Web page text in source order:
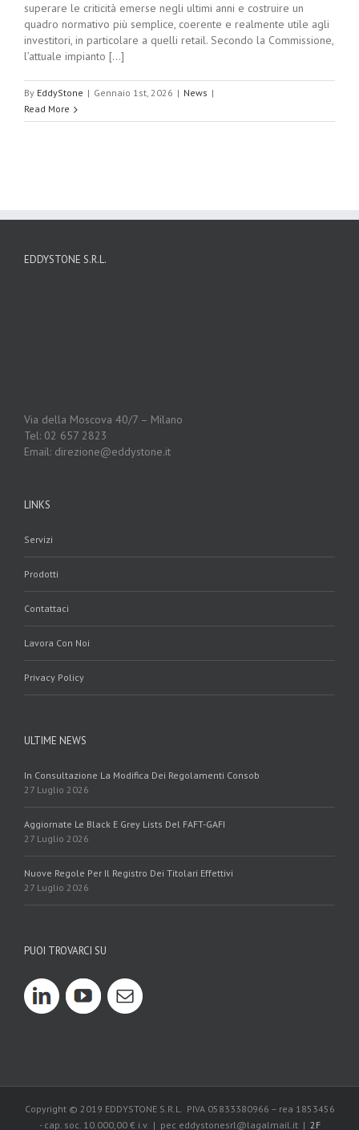
superare le criticità emerse negli ultimi anni e costruire un
quadro normativo più semplice, coerente e realmente utile agli
investitori, in particolare a quelli retail. Secondo la Commissione,
l’attuale impianto [...]
By EddyStone | Gennaio 1st, 2026 | News |
Read More
EDDYSTONE S.R.L.
Via della Moscova 40/7 – Milano
Tel: 02 657 2823
Email: direzione@eddystone.it
LINKS
Servizi
Prodotti
Contattaci
Lavora Con Noi
Privacy Policy
ULTIME NEWS
In Consultazione La Modifica Dei Regolamenti Consob
27 Luglio 2026
Aggiornate Le Black E Grey Lists Del FAFT-GAFI
27 Luglio 2026
Nuove Regole Per Il Registro Dei Titolari Effettivi
27 Luglio 2026
PUOI TROVARCI SU
Copyright © 2019 EDDYSTONE S.R.L. PIVA 05833380966 – rea 1853456
- cap. soc. 10.000,00 € i.v. | pec eddystonesrl@lagalmail.it | 2F